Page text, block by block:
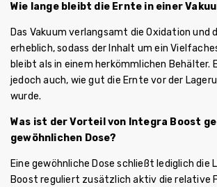
Wie lange bleibt die Ernte in einer
Das Vakuum verlangsamt die Oxidation und
erheblich, sodass der Inhalt um ein
bleibt als in einem herkömmlichen Behälter.
jedoch auch, wie gut die Ernte vor der
wurde.
Was ist der Vorteil von Integra Boost
gewöhnlichen Dose?
Eine gewöhnliche Dose schließt lediglich die
Boost reguliert zusätzlich aktiv die relative